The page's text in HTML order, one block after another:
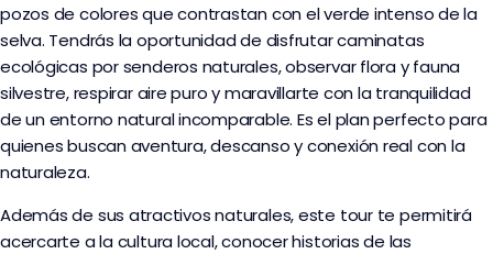
pozos de colores que contrastan con el verde intenso de la
selva. Tendrás la oportunidad de disfrutar caminatas
ecológicas por senderos naturales, observar flora y fauna
silvestre, respirar aire puro y maravillarte con la tranquilidad
de un entorno natural incomparable. Es el plan perfecto para
quienes buscan aventura, descanso y conexión real con la
naturaleza.
Además de sus atractivos naturales, este tour te permitirá
acercarte a la cultura local, conocer historias de las